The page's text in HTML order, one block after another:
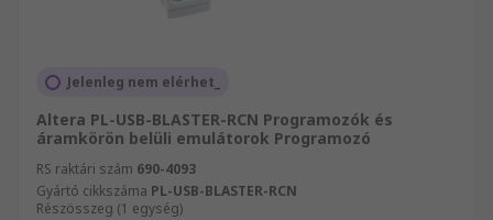
Jelenleg nem elérhet_
Altera PL-USB-BLASTER-RCN Programozók és
áramkörön belüli emulátorok Programozó
RS raktári szám 690-4093
Gyártó cikkszáma PL-USB-BLASTER-RCN
Részösszeg (1 egység)